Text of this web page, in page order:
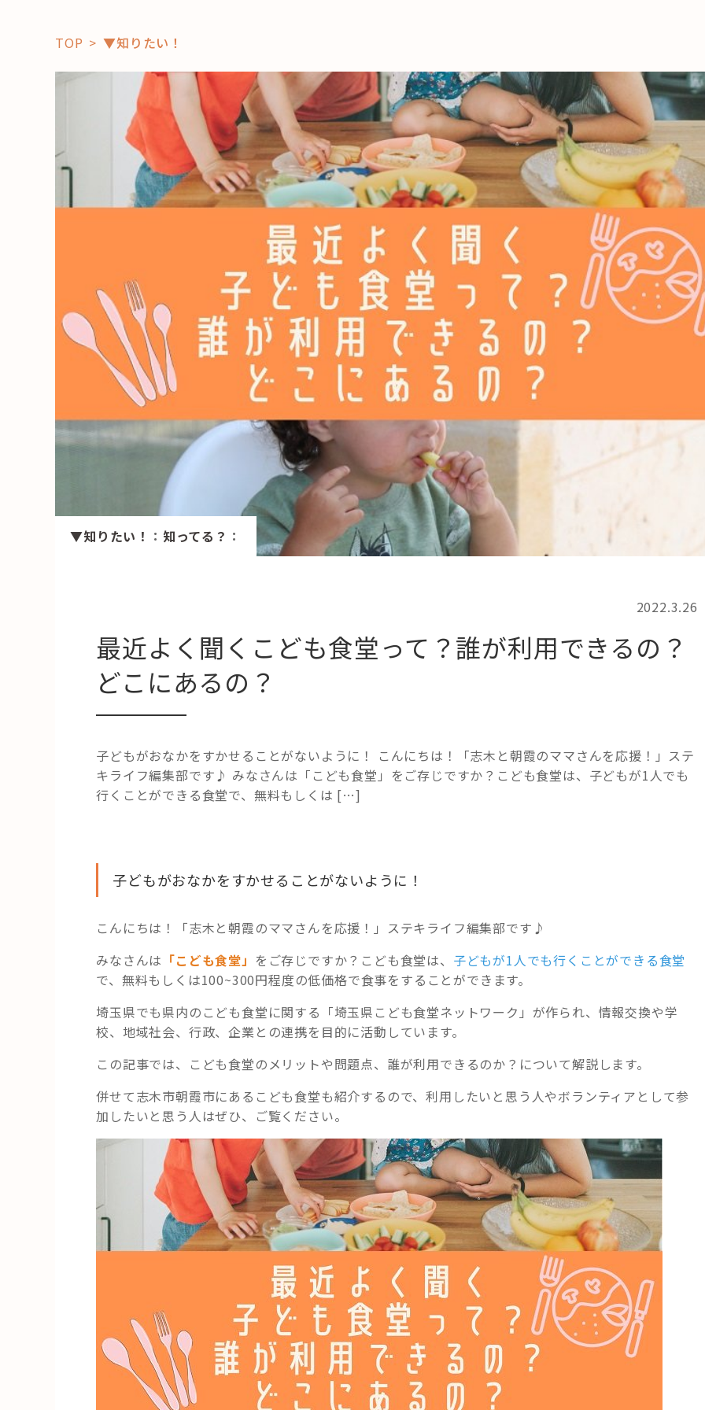
「コト」
子育て
暮らし
学び・教育
「場」
HAREL
HAREL
活用事例
「モノ」
fleXe リノベ事例
「ひと」
これからの
記事検索
TOP ▼知りたい！
▼知りたい！ ： 知ってる？ ：
2022.3.26
最近よく聞くこども食堂って？誰が利用できるの？
どこにあるの？
子どもがおなかをすかせることがないように！ こんにちは！「志木と朝霞のママさんを応援！」ステ
キライフ編集部です♪ みなさんは「こども食堂」をご存じですか？こども食堂は、子どもが1人でも
行くことができる食堂で、無料もしくは […]
子どもがおなかをすかせることがないように！
こんにちは！「志木と朝霞のママさんを応援！」ステキライフ編集部です♪
みなさんは 「こども食堂」 をご存じですか？こども食堂は、 子どもが1人でも行くことができる食堂
で、無料もしくは100~300円程度の低価格で食事をすることができます。
埼玉県でも県内のこども食堂に関する「埼玉県こども食堂ネットワーク」が作られ、情報交換や学
校、地域社会、行政、企業との連携を目的に活動しています。
この記事では、こども食堂のメリットや問題点、誰が利用できるのか？について解説します。
併せて志木市朝霞市にあるこども食堂も紹介するので、利用したいと思う人やボランティアとして参
加したいと思う人はぜひ、ご覧ください。